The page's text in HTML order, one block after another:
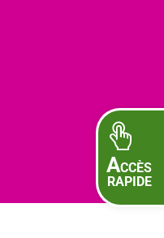
ACCÈS
RAPIDE